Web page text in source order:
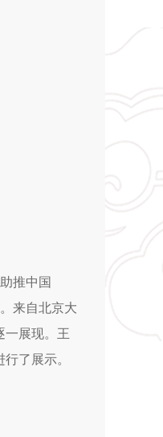
推中国
来自北京大
一展现。王
了展示。